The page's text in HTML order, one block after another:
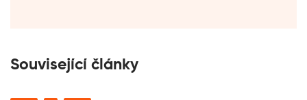
Související články